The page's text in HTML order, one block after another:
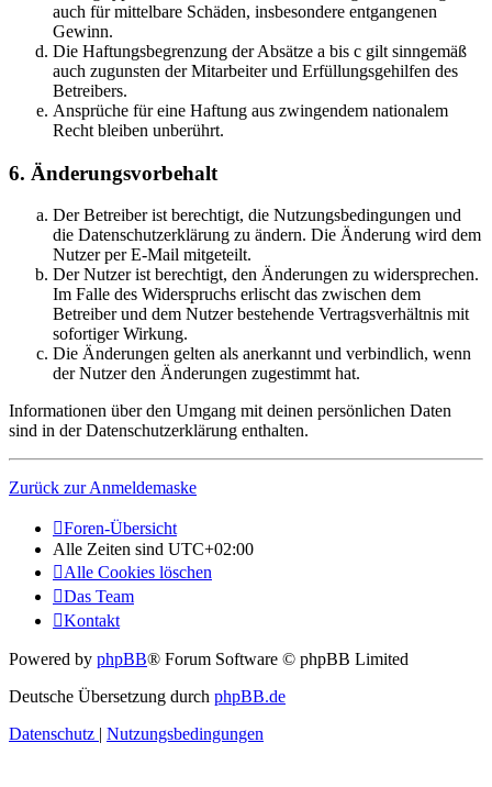
auch für mittelbare Schäden, insbesondere entgangenen
Gewinn.
Die Haftungsbegrenzung der Absätze a bis c gilt sinngemäß
auch zugunsten der Mitarbeiter und Erfüllungsgehilfen des
Betreibers.
Ansprüche für eine Haftung aus zwingendem nationalem
Recht bleiben unberührt.
6. Änderungsvorbehalt
Der Betreiber ist berechtigt, die Nutzungsbedingungen und
die Datenschutzerklärung zu ändern. Die Änderung wird dem
Nutzer per E-Mail mitgeteilt.
Der Nutzer ist berechtigt, den Änderungen zu widersprechen.
Im Falle des Widerspruchs erlischt das zwischen dem
Betreiber und dem Nutzer bestehende Vertragsverhältnis mit
sofortiger Wirkung.
Die Änderungen gelten als anerkannt und verbindlich, wenn
der Nutzer den Änderungen zugestimmt hat.
Informationen über den Umgang mit deinen persönlichen Daten
sind in der Datenschutzerklärung enthalten.
Zurück zur Anmeldemaske
Foren-Übersicht
Alle Zeiten sind UTC+02:00
Alle Cookies löschen
Das Team
Kontakt
Powered by phpBB® Forum Software © phpBB Limited
Deutsche Übersetzung durch phpBB.de
Datenschutz | Nutzungsbedingungen